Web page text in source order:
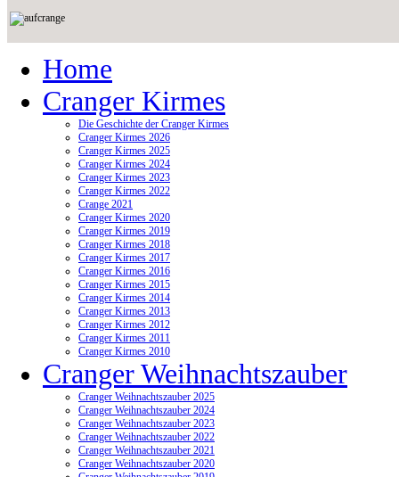
Home
Cranger Kirmes
Die Geschichte der Cranger Kirmes
Cranger Kirmes 2026
Cranger Kirmes 2025
Cranger Kirmes 2024
Cranger Kirmes 2023
Cranger Kirmes 2022
Crange 2021
Cranger Kirmes 2020
Cranger Kirmes 2019
Cranger Kirmes 2018
Cranger Kirmes 2017
Cranger Kirmes 2016
Cranger Kirmes 2015
Cranger Kirmes 2014
Cranger Kirmes 2013
Cranger Kirmes 2012
Cranger Kirmes 2011
Cranger Kirmes 2010
Cranger Weihnachtszauber
Cranger Weihnachtszauber 2025
Cranger Weihnachtszauber 2024
Cranger Weihnachtszauber 2023
Cranger Weihnachtszauber 2022
Cranger Weihnachtszauber 2021
Cranger Weihnachtszauber 2020